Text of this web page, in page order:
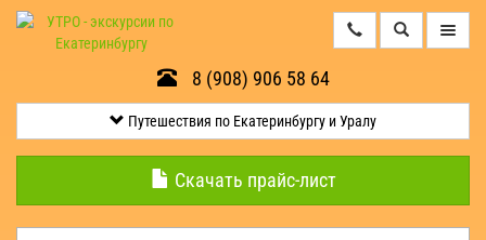
8 (908) 906 58 64
по
и
Минералогические
Путешествия по Екатеринбургу и Уралу
Скачать прайс-лист